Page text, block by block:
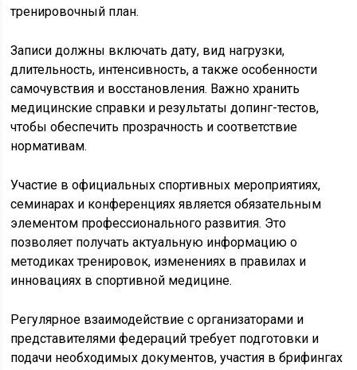
тренировочный план.
Записи должны включать дату, вид нагрузки,
длительность, интенсивность, а также особенности
самочувствия и восстановления. Важно хранить
медицинские справки и результаты допинг-тестов,
чтобы обеспечить прозрачность и соответствие
нормативам.
Участие в официальных спортивных мероприятиях,
семинарах и конференциях является обязательным
элементом профессионального развития. Это
позволяет получать актуальную информацию о
методиках тренировок, изменениях в правилах и
инновациях в спортивной медицине.
Регулярное взаимодействие с организаторами и
представителями федераций требует подготовки и
подачи необходимых документов, участия в брифингах